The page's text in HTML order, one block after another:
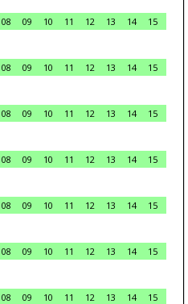
08 09 10 11 12 13 14
15
08 09 10 11 12 13 14
15
08 09 10 11 12 13 14
15
08 09 10 11 12 13 14
15
08 09 10 11 12 13 14
15
08 09 10 11 12 13 14
15
08 09 10 11 12 13 14
15